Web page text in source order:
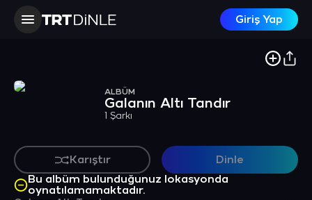
Giriş Yap
ALBÜM
Galanın Altı Tandır
1 Şarkı
Karıştır
Dinle
Bu albüm bulunduğunuz lokasyonda
oynatılamamaktadır.